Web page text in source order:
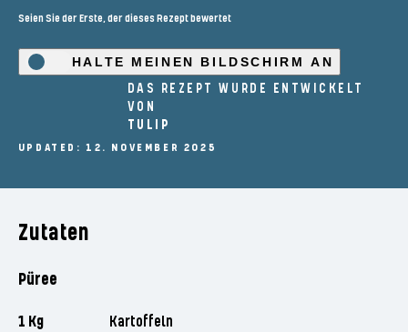
Seien Sie der Erste, der dieses Rezept bewertet
HALTE MEINEN BILDSCHIRM AN
DAS REZEPT WURDE ENTWICKELT
VON
TULIP
UPDATED: 12. NOVEMBER 2025
Zutaten
Püree
1 Kg
Kartoffeln